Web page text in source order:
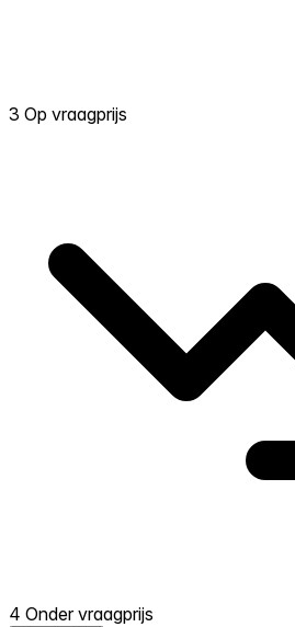
3 Op vraagprijs
4 Onder vraagprijs